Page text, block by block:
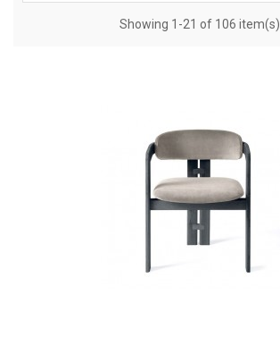
Showing 1-21 of 106 item(s)